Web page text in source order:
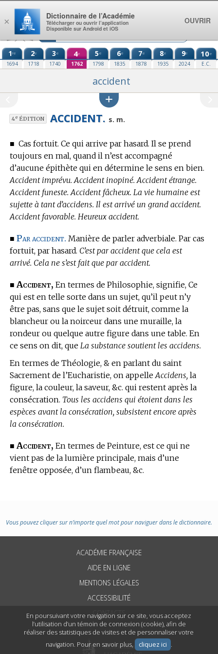
En poursuivant votre navigation sur ce site, vous acceptez
l’utilisation d’un témoin de connexion (cookie), afin de
réaliser des statistiques de visites et de personnaliser votre
navigation. Pour en savoir plus,
cliquez ici .
Aller au contenu
1re
1694
2e
1718
3e
1740
4e
1762
5e
1798
6e
1835
7e
1878
8e
1935
9e
2024
10e
E.C.
accident
4eÉDITION ACCIDENT. s. m.
■ Cas fortuit. Ce qui arrive par hasard. Il se prend
toujours en mal, quand il n’est accompagné
d’aucune épithète qui en détermine le sens en bien.
Accident imprévu. Accident inopiné. Accident étrange.
Accident funeste. Accident fâcheux. La vie humaine est
sujette à tant d’accidens. Il est arrivé un grand accident.
Accident favorable. Heureux accident.
■ Par accident. Manière de parler adverbiale. Par cas
fortuit, par hasard. C’est par accident que cela est
arrivé. Cela ne s’est fait que par accident.
■ Accident, En termes de Philosophie, signifie, Ce
qui est en telle sorte dans un sujet, qu’il peut n’y
être pas, sans que le sujet soit détruit, comme la
blancheur ou la noirceur dans une muraille, la
rondeur ou quelque autre figure dans une table. En
ce sens on dit, que La substance soutient les accidens.
En termes de Théologie, & en parlant du saint
Sacrement de l’Eucharistie, on appelle Accidens, la
figure, la couleur, la saveur, &c. qui restent après la
consécration. Tous les accidens qui étoient dans les
espèces avant la consécration, subsistent encore après
la consécration.
■ Accident, En termes de Peinture, est ce qui ne
vient pas de la lumière principale, mais d’une
fenêtre opposée, d’un flambeau, &c.
Vous pouvez cliquer sur n’importe quel mot pour naviguer dans le dictionnaire.
ACADÉMIE FRANÇAISE
AIDE EN LIGNE
MENTIONS LÉGALES
ACCESSIBILITÉ
CONTACTS
×
Dictionnaire de l’Académie
Télécharger ou ouvrir l’application
Disponible sur Android et iOS
OUVRIR